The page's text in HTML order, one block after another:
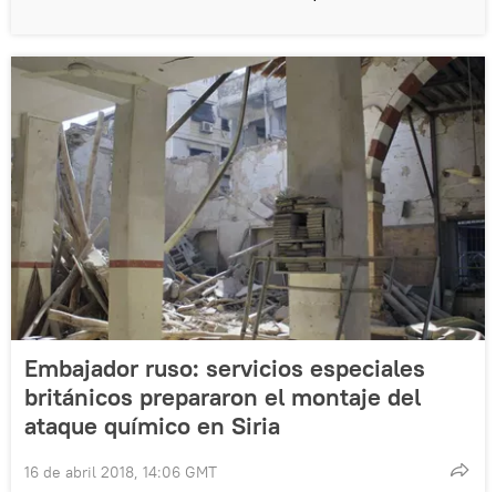
Embajador ruso: servicios especiales
británicos prepararon el montaje del
ataque químico en Siria
16 de abril 2018, 14:06 GMT